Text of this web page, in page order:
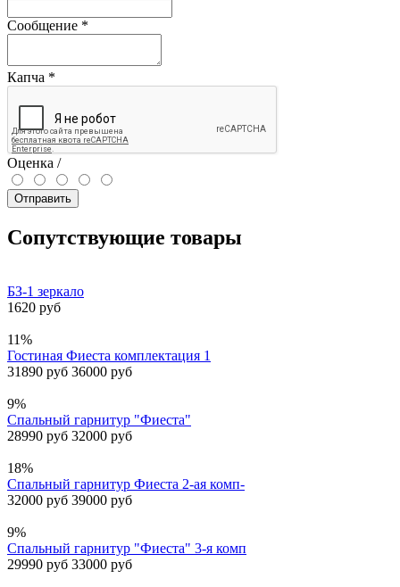
Сообщение *
Капча *
Оценка /
Отправить
Сопутствующие товары
БЗ-1 зеркало
1620 руб
11%
Гостиная Фиеста комплектация 1
31890 руб 36000 руб
9%
Спальный гарнитур "Фиеста"
28990 руб 32000 руб
18%
Спальный гарнитур Фиеста 2-ая комп-
32000 руб 39000 руб
9%
Спальный гарнитур "Фиеста" 3-я комп
29990 руб 33000 руб